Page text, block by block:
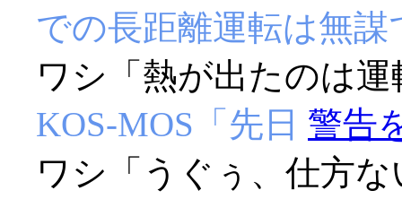
での長距離運転は無謀
ワシ「熱が出たのは
KOS-MOS「先日 警告
ワシ「うぐぅ、仕方